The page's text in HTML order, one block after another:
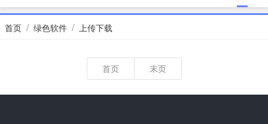
首页 / 绿色软件 / 上传下载
首页 末页